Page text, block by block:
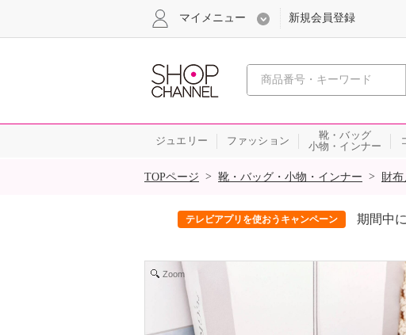
心おどる、瞬間を。通販・
マイメニュー 新規会員登録
ジュエリー ファッション
靴・バッグ
小物・インナー
SALE
TOPページ > 靴・バッグ・小物・インナー > 財
テレビアプリを使おうキャンペーン 期間中
Zoom